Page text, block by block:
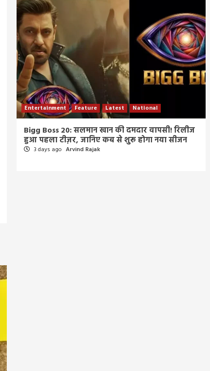
Entertainment Feature Latest National
Bigg Boss 20: सलमान खान की दमदार वापसी! रिलीज
हुआ पहला टीज़र, जानिए कब से शुरू होगा नया सीजन
3 days ago Arvind Rajak